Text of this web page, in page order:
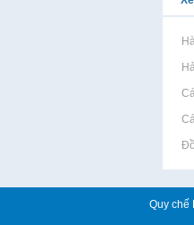
Rao vặt tại
Rao vặt tại
Rao vặt tại
Rao vặt tại
Rao vặt tại
Quy chế